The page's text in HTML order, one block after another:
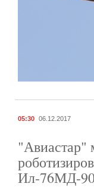
05:30 06.12.2017
"Авиастар"
Ил-76МД-